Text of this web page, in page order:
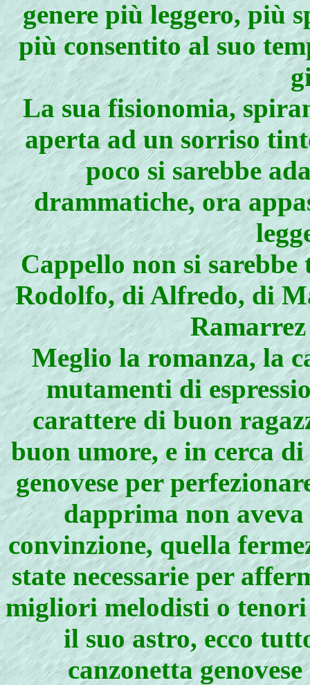
genere più leggero, più
più consentito al suo
La sua fisionomia,
aperta ad un sorriso
poco si sarebbe
drammatiche, ora
Cappello non si
Rodolfo, di Alfredo, di
Meglio la romanza, la
mutamenti di
carattere di buon
buon umore, e in cerca
genovese per
dapprima non
convinzione, quella
state necessarie per
migliori melodisti o
il suo astro, ecco
canzonetta